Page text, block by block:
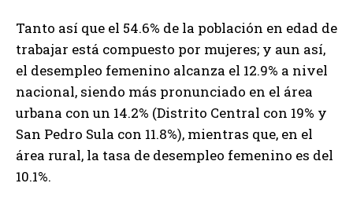
Tanto así que el 54.6% de la población en edad de
trabajar está compuesto por mujeres; y aun así,
el desempleo femenino alcanza el 12.9% a nivel
nacional, siendo más pronunciado en el área
urbana con un 14.2% (Distrito Central con 19% y
San Pedro Sula con 11.8%), mientras que, en el
área rural, la tasa de desempleo femenino es del
10.1%.